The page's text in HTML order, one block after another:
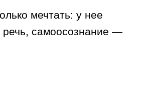
мечтать: у нее
речь, самоосознание —